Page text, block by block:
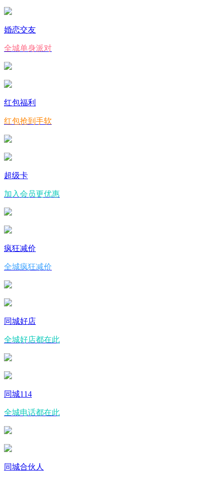
婚恋交友
全城单身派对
红包福利
红包抢到手软
超级卡
加入会员更优惠
疯狂减价
全城疯狂减价
同城好店
全城好店都在此
同城114
全城电话都在此
同城合伙人